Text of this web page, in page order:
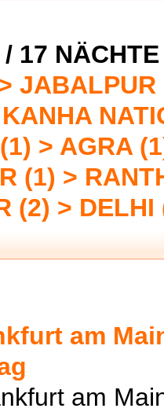
/ 17
> AGRA
(1) >
(2) >
am
am